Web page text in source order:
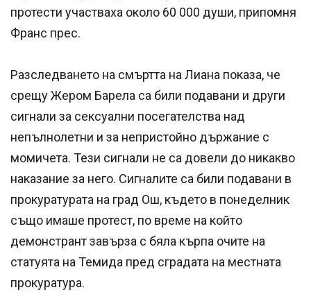
протести участваха около 60 000 души, припомня
Франс прес.
Разследването на смъртта на Лиана показа, че
срещу Жером Барела са били подавани и други
сигнали за сексуални посегателства над
непълнолетни и за непристойно държание с
момичета. Тези сигнали не са довели до никакво
наказание за него. Сигналите са били подавани в
прокуратурата на град Ош, където в понеделник
също имаше протест, по време на който
демонстрант завърза с бяла кърпа очите на
статуята на Темида пред сградата на местната
прокуратура.